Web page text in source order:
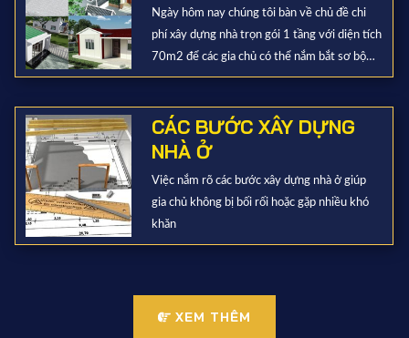
Ngày hôm nay chúng tôi bàn về chủ đề chi
phí xây dựng nhà trọn gói 1 tầng với diện tích
70m2 để các gia chủ có thể nắm bắt sơ bộ
được chi phí xây dựng
CÁC BƯỚC XÂY DỰNG
NHÀ Ở
Việc nắm rõ các bước xây dựng nhà ở giúp
gia chủ không bị bối rối hoặc gặp nhiều khó
khăn
XEM THÊM